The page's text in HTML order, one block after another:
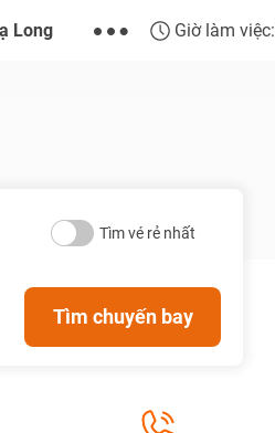
Long Giờ làm việc:
Tìm vé rẻ nhất
Tìm chuyến bay